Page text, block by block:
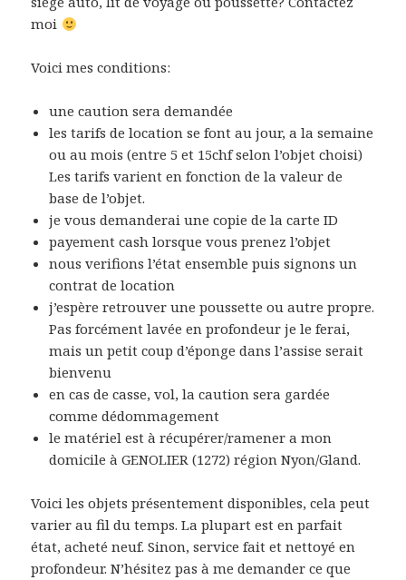
moi
Voici mes conditions:
une caution sera demandée
les tarifs de location se font au jour, a la semaine
ou au mois (entre 5 et 15chf selon l’objet choisi)
Les tarifs varient en fonction de la valeur de
base de l’objet.
je vous demanderai une copie de la carte ID
payement cash lorsque vous prenez l’objet
nous verifions l’état ensemble puis signons un
contrat de location
j’espère retrouver une poussette ou autre propre.
Pas forcément lavée en profondeur je le ferai,
mais un petit coup d’éponge dans l’assise serait
bienvenu
en cas de casse, vol, la caution sera gardée
comme dédommagement
le matériel est à récupérer/ramener a mon
domicile à GENOLIER (1272) région Nyon/Gland.
Voici les objets présentement disponibles, cela peut
varier au fil du temps. La plupart est en parfait
état, acheté neuf. Sinon, service fait et nettoyé en
profondeur. N’hésitez pas à me demander ce que